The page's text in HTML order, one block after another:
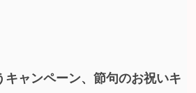
キャンペーン、節句のお祝いキ